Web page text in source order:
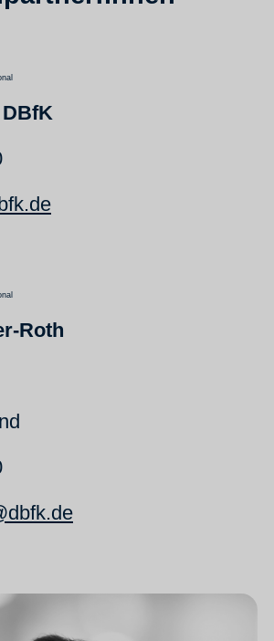
d
Roth
dbfk d